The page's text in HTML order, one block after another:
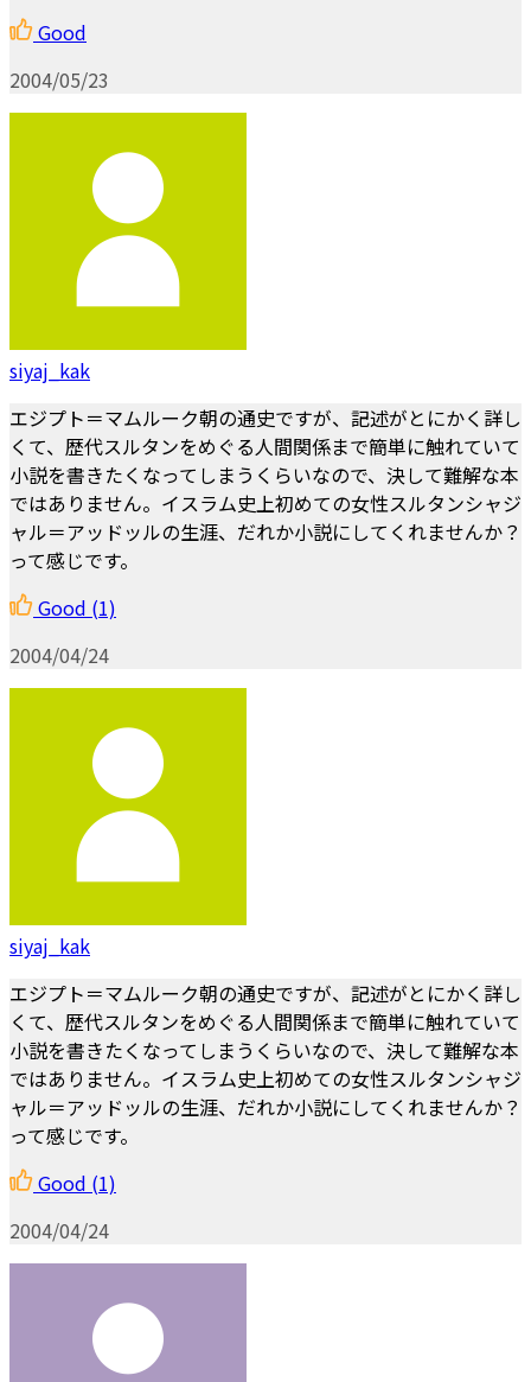
Good
2004/05/23
siyaj_kak
エジプト＝マムルーク朝の通史ですが、記述がとにかく詳し
くて、歴代スルタンをめぐる人間関係まで簡単に触れていて
小説を書きたくなってしまうくらいなので、決して難解な本
ではありません。イスラム史上初めての女性スルタンシャジ
ャル＝アッドッルの生涯、だれか小説にしてくれませんか？
って感じです。
Good (1)
2004/04/24
siyaj_kak
エジプト＝マムルーク朝の通史ですが、記述がとにかく詳し
くて、歴代スルタンをめぐる人間関係まで簡単に触れていて
小説を書きたくなってしまうくらいなので、決して難解な本
ではありません。イスラム史上初めての女性スルタンシャジ
ャル＝アッドッルの生涯、だれか小説にしてくれませんか？
って感じです。
Good (1)
2004/04/24